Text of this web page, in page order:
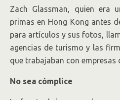
Zach Glassman, quien era
primas en Hong Kong antes
para artículos y sus fotos,
agencias de turismo y las
que trabajaban con empresas
No sea cómplice